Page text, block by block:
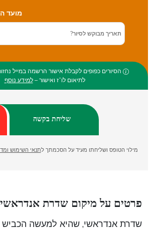
מועד
הסיורים כפופים לקבלת אישור הרשמה במייל
לתיאום לו”ז ואישור –למידע נוסף
מילוי הטופס ושליחתו מעיד על הסכמתך לתנאי השימוש
פרטים על מיקום שדרת אנדראשי
שדרת אנדראשי, שהיא למעשה הכביש